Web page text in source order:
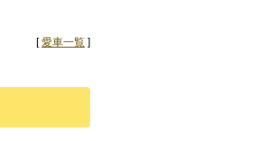
[愛車一覧 ]